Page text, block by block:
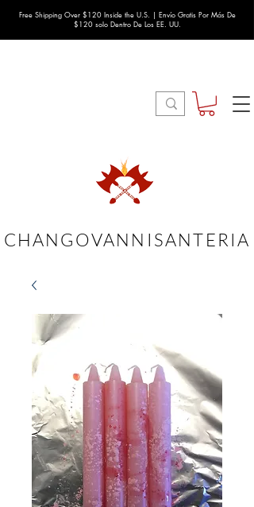
Free Shipping Over $120 Inside the U.S. | Envío Gratis Por Más De
$120 solo Dentro De Los EE. UU.
CHANGOVANNISANTERIA